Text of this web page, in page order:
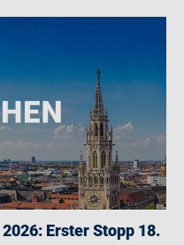
Erster Stopp 18.